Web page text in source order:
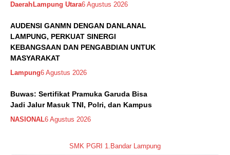
DaerahLampung Utara6 Agustus 2026
AUDENSI GANMN DENGAN DANLANAL
LAMPUNG, PERKUAT SINERGI
KEBANGSAAN DAN PENGABDIAN UNTUK
MASYARAKAT
Lampung6 Agustus 2026
Buwas: Sertifikat Pramuka Garuda Bisa
Jadi Jalur Masuk TNI, Polri, dan Kampus
NASIONAL6 Agustus 2026
SMK PGRI 1.Bandar Lampung